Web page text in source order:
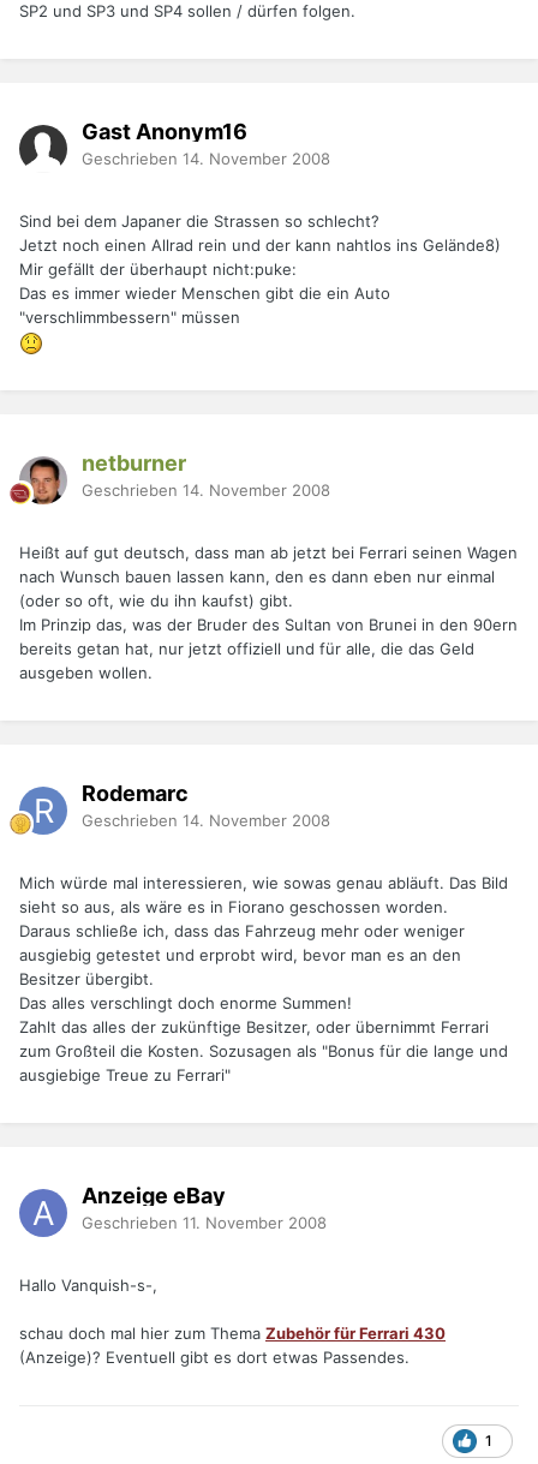
SP2 und SP3 und SP4 sollen / dürfen folgen.
Gast Anonym16
Geschrieben 14. November 2008
Sind bei dem Japaner die Strassen so schlecht?
Jetzt noch einen Allrad rein und der kann nahtlos ins Gelände8)
Mir gefällt der überhaupt nicht:puke:
Das es immer wieder Menschen gibt die ein Auto
"verschlimmbessern" müssen
netburner
Geschrieben 14. November 2008
Heißt auf gut deutsch, dass man ab jetzt bei Ferrari seinen Wagen
nach Wunsch bauen lassen kann, den es dann eben nur einmal
(oder so oft, wie du ihn kaufst) gibt.
Im Prinzip das, was der Bruder des Sultan von Brunei in den 90ern
bereits getan hat, nur jetzt offiziell und für alle, die das Geld
ausgeben wollen.
Rodemarc
Geschrieben 14. November 2008
Mich würde mal interessieren, wie sowas genau abläuft. Das Bild
sieht so aus, als wäre es in Fiorano geschossen worden.
Daraus schließe ich, dass das Fahrzeug mehr oder weniger
ausgiebig getestet und erprobt wird, bevor man es an den
Besitzer übergibt.
Das alles verschlingt doch enorme Summen!
Zahlt das alles der zukünftige Besitzer, oder übernimmt Ferrari
zum Großteil die Kosten. Sozusagen als "Bonus für die lange und
ausgiebige Treue zu Ferrari"
Anzeige eBay
Geschrieben 11. November 2008
Hallo Vanquish-s-,
schau doch mal hier zum Thema Zubehör für Ferrari 430
(Anzeige)? Eventuell gibt es dort etwas Passendes.
1